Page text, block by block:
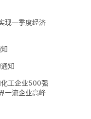
现一季度经济
知
工企业500强
一流企业高峰